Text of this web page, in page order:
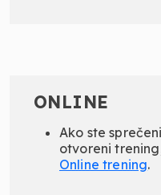
ONLINE
Ako ste
otvoreni
Online trening.